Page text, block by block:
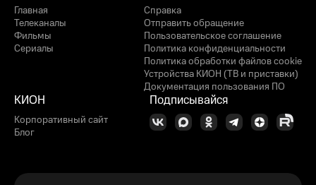
Главная
Телеканалы
Фильмы
Сериалы
Справка
Отправить обращение
Пользовательское соглашение
Политика конфиденциальности
Политика обработки файлов cookie
Устройства КИОН (ТВ и приставки)
Документация пользования ПО
КИОН
Корпоративный сайт
Блог
Подписывайся